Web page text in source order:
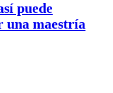
puede
una maestría